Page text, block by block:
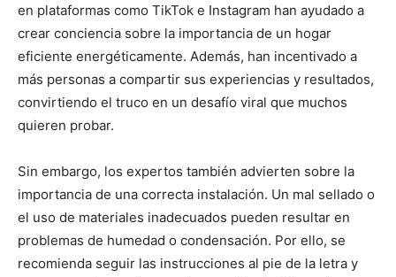
en plataformas como TikTok e Instagram han ayudado a
crear conciencia sobre la importancia de un hogar
eficiente energéticamente. Además, han incentivado a
más personas a compartir sus experiencias y resultados,
convirtiendo el truco en un desafío viral que muchos
quieren probar.
Sin embargo, los expertos también advierten sobre la
importancia de una correcta instalación. Un mal sellado o
el uso de materiales inadecuados pueden resultar en
problemas de humedad o condensación. Por ello, se
recomienda seguir las instrucciones al pie de la letra y